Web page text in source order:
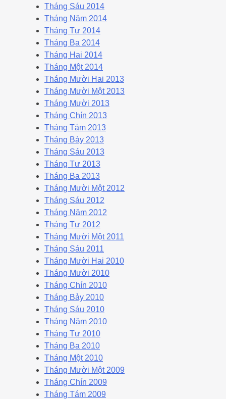
Tháng Sáu 2014
Tháng Năm 2014
Tháng Tư 2014
Tháng Ba 2014
Tháng Hai 2014
Tháng Một 2014
Tháng Mười Hai 2013
Tháng Mười Một 2013
Tháng Mười 2013
Tháng Chín 2013
Tháng Tám 2013
Tháng Bảy 2013
Tháng Sáu 2013
Tháng Tư 2013
Tháng Ba 2013
Tháng Mười Một 2012
Tháng Sáu 2012
Tháng Năm 2012
Tháng Tư 2012
Tháng Mười Một 2011
Tháng Sáu 2011
Tháng Mười Hai 2010
Tháng Mười 2010
Tháng Chín 2010
Tháng Bảy 2010
Tháng Sáu 2010
Tháng Năm 2010
Tháng Tư 2010
Tháng Ba 2010
Tháng Một 2010
Tháng Mười Một 2009
Tháng Chín 2009
Tháng Tám 2009